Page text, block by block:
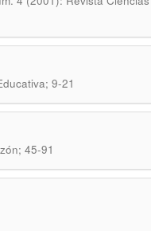
9-21
45-91